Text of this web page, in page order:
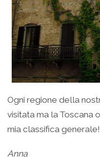
Ogni regione della
visitata ma la Toscana
mia classifica generale!
Anna